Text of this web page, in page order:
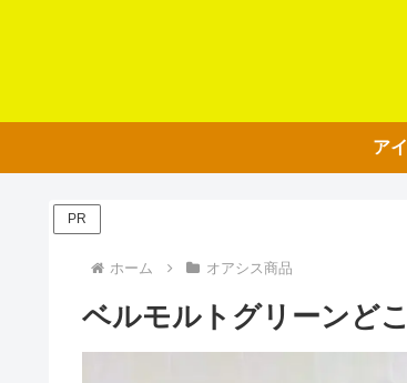
PR
ホーム オアシス商品
ベルモルトグリーンど